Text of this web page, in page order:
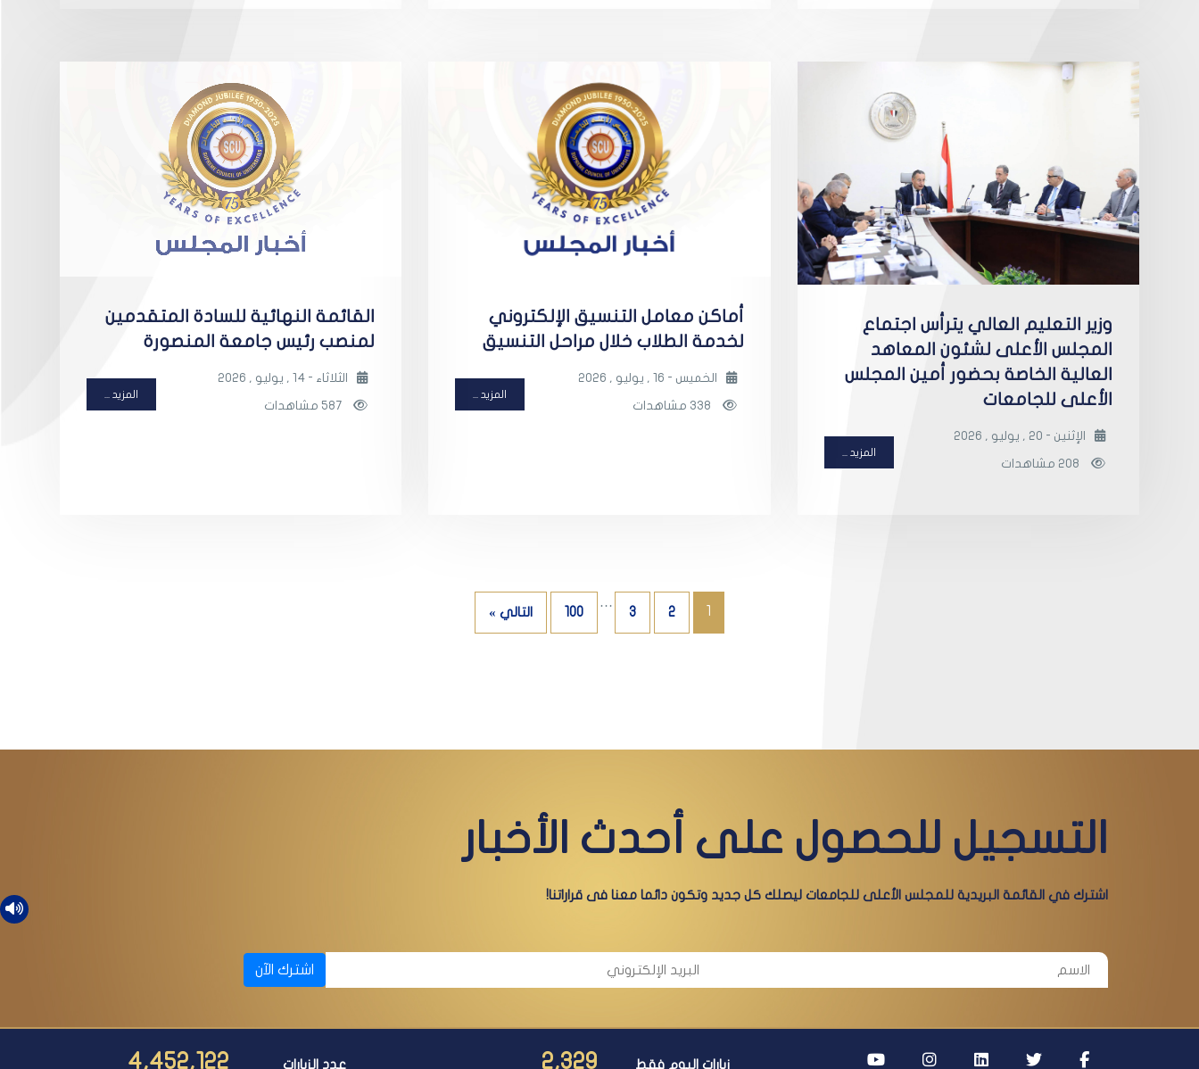
وزير التعليم العالي يترأس اجتماع
المجلس الأعلى لشئون المعاهد
العالية الخاصة بحضور أمين المجلس
الأعلى للجامعات
الإثنين - 20 , يوليو , 2026
المزيد ...
أماكن معامل التنسيق الإلكتروني
لخدمة الطلاب خلال مراحل التنسيق
الخميس - 16 , يوليو , 2026
المزيد ...
القائمة النهائية للسادة المتقدمين
لمنصب رئيس جامعة المنصورة
الثلاثاء - 14 , يوليو , 2026
المزيد ...
1
2
3
…
100 التالي »
التسجيل للحصول على أحدث الأخبار
اشترك في القائمة البريدية للمجلس الأعلى للجامعات ليصلك كل جديد وتكون دائما معنا فى قراراتنا!
اشترك الآن
زيارات اليوم فقط 2,329 عدد الزيارات 4,452,122